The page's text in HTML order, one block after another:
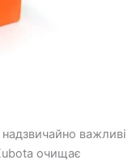
надзвичайно важливі
очищає